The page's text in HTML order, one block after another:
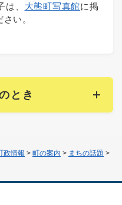
政情報 > 町の案内 > まちの話題 >
、 大熊町写真館に掲
い。
とき